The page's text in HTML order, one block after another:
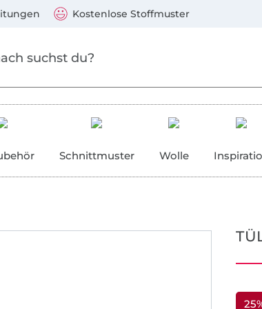
Kostenlose Stoffmuster
Schnittmuster Wolle
Mastercard, PayPal, Giropay, Kauf auf